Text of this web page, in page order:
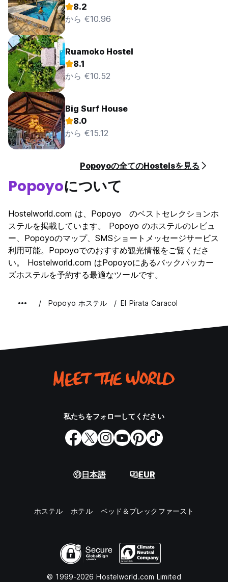
8.2
から €10.96
Ruamoko Hostel
8.1
から €10.52
Big Surf House
8.0
から €15.12
Popoyoの全てのHostelsを見る
Popoyoについて
Hostelworld.com は、Popoyo のベストセレクションホ
ステルを掲載しています。 Popoyo のホステルのレビュ
ー、Popoyoのマップ、SMSショートメッセージサービス
利用可能。Popoyoでのおすすめ観光情報をご覧くださ
い。 Hostelworld.com はPopoyoにあるバックパッカー
ズホステルを予約する最適なツールです。
Popoyo ホステル El Pirata Caracol
私たちをフォローしてください
日本語 EUR
ホステル ホテル ベッド＆ブレックファースト
© 1999-2026 Hostelworld.com Limited